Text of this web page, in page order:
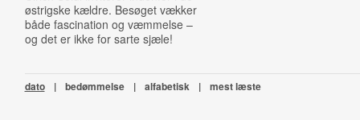
østrigske kældre. Besøget vækker
både fascination og væmmelse –
og det er ikke for sarte sjæle!
dato | bedømmelse | alfabetisk | mest læste